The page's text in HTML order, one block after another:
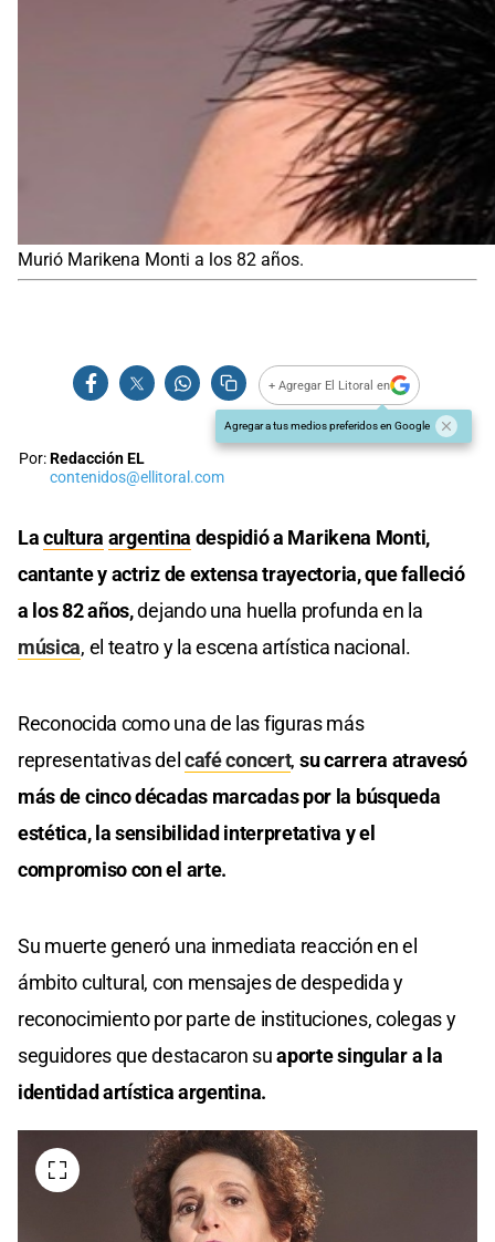
Murió Marikena Monti a los 82 años.
+ Agregar El Litoral en
Agregar a tus medios preferidos en Google
Por:Redacción EL
contenidos@ellitoral.com
Lacultura argentina despidió a Marikena Monti,
cantante y actriz de extensa trayectoria, que falleció
a los 82 años,dejando una huella profunda en la
música, el teatro y la escena artística nacional.
Reconocida como una de las figuras más
representativas del café concert, su carrera atravesó
más de cinco décadas marcadas por la búsqueda
estética, la sensibilidad interpretativa y el
compromiso con el arte.
Su muerte generó una inmediata reacción en el
ámbito cultural, con mensajes de despedida y
reconocimiento por parte de instituciones, colegas y
seguidores que destacaron suaporte singular a la
identidad artística argentina.